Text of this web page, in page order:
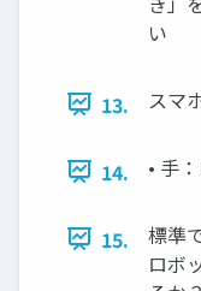
い
13. スマ
14. • 手
15.
標準
ロボ